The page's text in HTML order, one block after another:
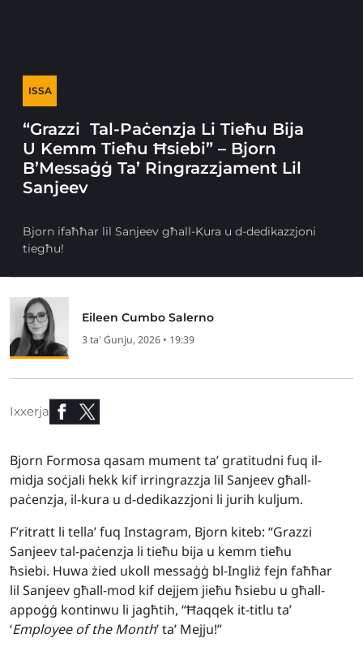
ISSA
“Grazzi Tal-Paċenzja Li Tieħu Bija
U Kemm Tieħu Ħsiebi” – Bjorn
B’Messaġġ Ta’ Ringrazzjament Lil
Sanjeev
Bjorn ifaħħar lil Sanjeev għall-Kura u d-dedikazzjoni
tiegħu!
Eileen Cumbo Salerno
3 ta' Ġunju, 2026 • 19:39
Ixxerja
Bjorn Formosa qasam mument ta’ gratitudni fuq il-
midja soċjali hekk kif irringrazzja lil Sanjeev għall-
paċenzja, il-kura u d-dedikazzjoni li jurih kuljum.
F’ritratt li tella’ fuq Instagram, Bjorn kiteb: “Grazzi
Sanjeev tal-paċenzja li tieħu bija u kemm tieħu
ħsiebi. Huwa żied ukoll messaġġ bl-Ingliż fejn faħħar
lil Sanjeev għall-mod kif dejjem jieħu ħsiebu u għall-
appoġġ kontinwu li jagħtih, “Ħaqqek it-titlu ta’
‘Employee of the Month’ ta’ Mejju!”